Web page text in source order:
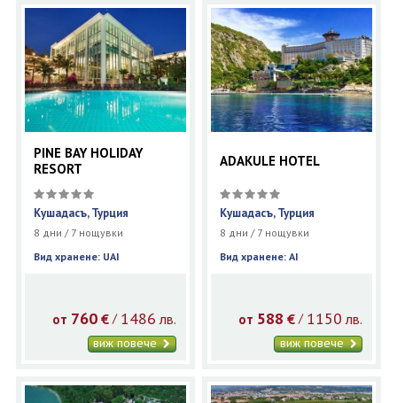
PINE BAY HOLIDAY
RESORT
Кушадасъ, Турция
8 дни / 7 нощувки
Вид хранене: UAI
от 760 €/ 1486 лв.
виж повече
ADAKULE HOTEL
Кушадасъ, Турция
8 дни / 7 нощувки
Вид хранене: AI
от 588 € / 1150 лв.
виж повече